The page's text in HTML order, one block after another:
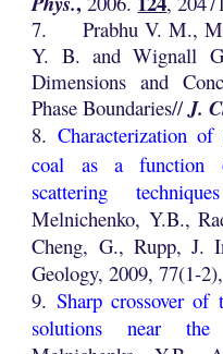
7. Prabhu V. M.,
Y. B. and Wignall
Dimensions and
Phase Boundaries//J.
8. Characterization
coal as a function
scattering
Melnichenko, Y.B.,
Cheng, G., Rupp, J.
Geology, 2009, 77(1-
9. Sharp crossover
solutions near